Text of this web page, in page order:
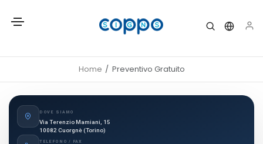
Home Preventivo Gratuito
DOVE SIAMO
Via Terenzio Mamiani, 15
10082 Cuorgnè (Torino)
TELEFONO / FAX